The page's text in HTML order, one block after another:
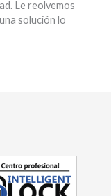
Le reolvemos
solución lo